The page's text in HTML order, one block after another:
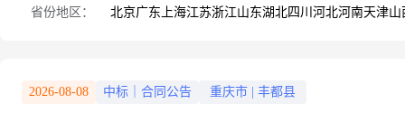
省份地区： 北京广东 上海江苏浙江山东湖北四川 河北河南天津山
2026-08-08 中标｜合同公告 重庆市 丰都县